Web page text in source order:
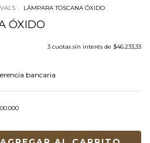
. LÁMPARA TOSCANA ÓXIDO
ÓXIDO
3 cuotas sin interés de $46.233,33
bancaria